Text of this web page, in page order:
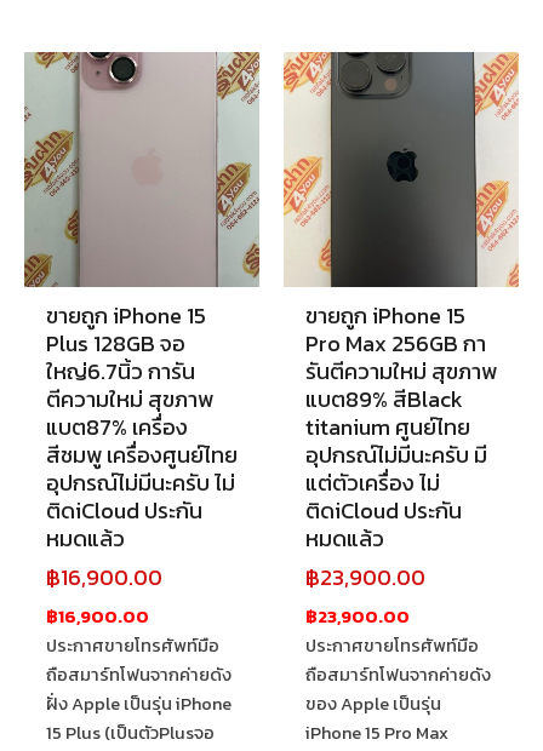
ขายถูก iPhone 15
Plus 128GB จอ
ใหญ่6.7นิ้ว การัน
ตีความใหม่ สุขภาพ
แบต87% เครื่อง
สีชมพู เครื่องศูนย์ไทย
อุปกรณ์ไม่มีนะครับ ไม่
ติดiCloud ประกัน
หมดแล้ว
฿16,900.00
฿16,900.00
ประกาศขายโทรศัพท์มือ
ถือสมาร์ทโฟนจากค่ายดัง
ฝั่ง Apple เป็นรุ่น iPhone
15 Plus (เป็นตัวPlusจอ
ขายถูก iPhone 15
Pro Max 256GB กา
รันตีความใหม่ สุขภาพ
แบต89% สีBlack
titanium ศูนย์ไทย
อุปกรณ์ไม่มีนะครับ มี
แต่ตัวเครื่อง ไม่
ติดiCloud ประกัน
หมดแล้ว
฿23,900.00
฿23,900.00
ประกาศขายโทรศัพท์มือ
ถือสมาร์ทโฟนจากค่ายดัง
ของ Apple เป็นรุ่น
iPhone 15 Pro Max